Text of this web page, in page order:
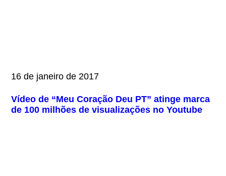
16 de janeiro de 2017
Vídeo de “Meu Coração Deu PT” atinge marca
de 100 milhões de visualizações no Youtube